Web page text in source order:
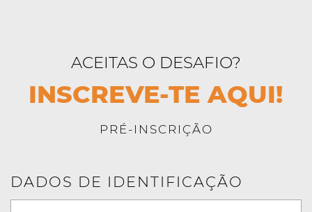
ACEITAS O DESAFIO?
INSCREVE-TE AQUI!
PRÉ-INSCRIÇÃO
DADOS DE IDENTIFICAÇÃO